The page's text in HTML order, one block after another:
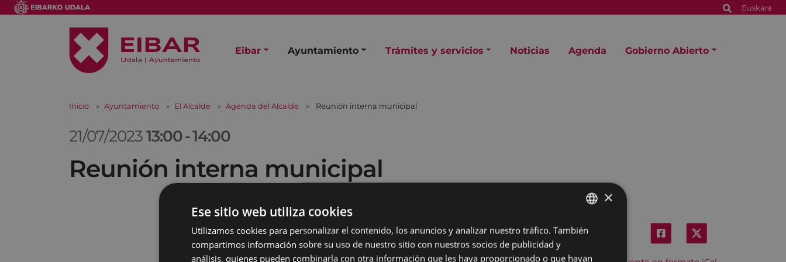
Euskara
Eibar Ayuntamiento Trámites y servicios Noticias Agenda Gobierno Abierto
Inicio Ayuntamiento El Alcalde Agenda del Alcalde Reunión interna municipal
21/07/202313:00-14:00
Reunión interna municipal
BASQUE
×
Ese sitio web utiliza cookies
Utilizamos cookies para personalizar el contenido, los anuncios y analizar nuestro tráfico. También
compartimos información sobre su uso de nuestro sitio con nuestros socios de publicidad y
análisis, quienes pueden combinarla con otra información que les haya proporcionado o que hayan